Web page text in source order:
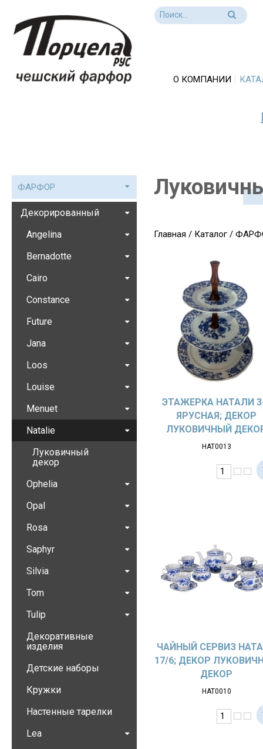
О КОМПАНИИ
Главная / Каталог /
ЭТАЖЕРКА НАТАЛИ
ЯРУСНАЯ; ДЕКОР
ЛУКОВИЧНЫЙ
НАТ0013
ЧАЙНЫЙ СЕРВИЗ
17/6; ДЕКОР
ДЕКОР
НАТ0010
ФАРФОР
Декорированный
Angelina
Bernadotte
Cairo
Constance
Future
Jana
Loos
Louise
Menuet
Natalie
Луковичный
декор
Ophelia
Opal
Rosa
Saphyr
Silvia
Tom
Tulip
Декоративные
изделия
Детские наборы
Кружки
Настенные тарелки
Lea